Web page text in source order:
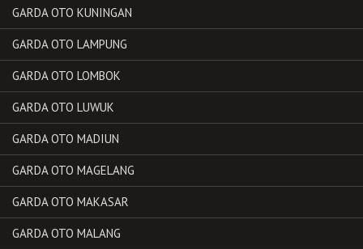
GARDA OTO KUNINGAN
GARDA OTO LAMPUNG
GARDA OTO LOMBOK
GARDA OTO LUWUK
GARDA OTO MADIUN
GARDA OTO MAGELANG
GARDA OTO MAKASAR
GARDA OTO MALANG